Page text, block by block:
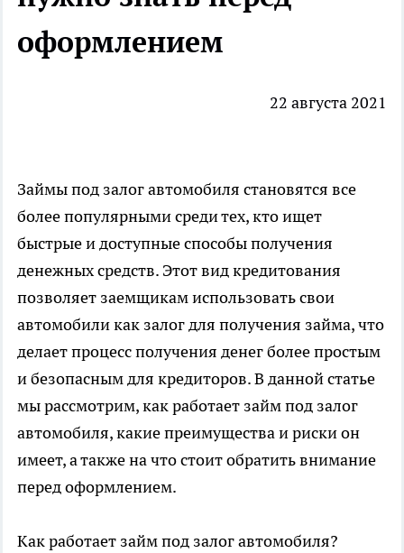
оформлением
22 августа 2021
Займы под залог автомобиля становятся все
более популярными среди тех, кто ищет
быстрые и доступные способы получения
денежных средств. Этот вид кредитования
позволяет заемщикам использовать свои
автомобили как залог для получения займа, что
делает процесс получения денег более простым
и безопасным для кредиторов. В данной статье
мы рассмотрим, как работает займ под залог
автомобиля, какие преимущества и риски он
имеет, а также на что стоит обратить внимание
перед оформлением.
Как работает займ под залог автомобиля?